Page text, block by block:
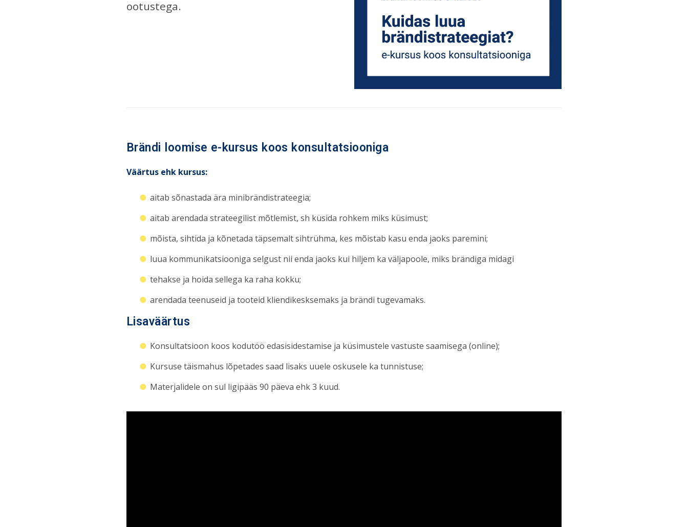
ootustega.
Brändi loomise e-kursus koos konsultatsiooniga
Väärtus ehk kursus:
aitab sõnastada ära minibrändistrateegia;
aitab arendada strateegilist mõtlemist, sh küsida rohkem miks küsimust;
mõista, sihtida ja kõnetada täpsemalt sihtrühma, kes mõistab kasu enda jaoks paremini;
luua kommunikatsiooniga selgust nii enda jaoks kui hiljem ka väljapoole, miks brändiga midagi
tehakse ja hoida sellega ka raha kokku;
arendada teenuseid ja tooteid kliendikesksemaks ja brändi tugevamaks.
Lisaväärtus
Konsultatsioon koos kodutöö edasisidestamise ja küsimustele vastuste saamisega (online);
Kursuse täismahus lõpetades saad lisaks uuele oskusele ka tunnistuse;
Materjalidele on sul ligipääs 90 päeva ehk 3 kuud.